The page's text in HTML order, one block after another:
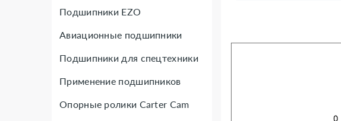
Подшипники EZO
Авиационные подшипники
Подшипники для спецтехники
Применение подшипников
Опорные ролики Carter Cam